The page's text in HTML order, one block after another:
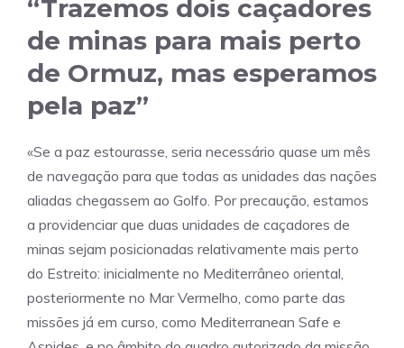
“Trazemos dois caçadores
de minas para mais perto
de Ormuz, mas esperamos
pela paz”
«Se a paz estourasse, seria necessário quase um mês
de navegação para que todas as unidades das nações
aliadas chegassem ao Golfo. Por precaução, estamos
a providenciar que duas unidades de caçadores de
minas sejam posicionadas relativamente mais perto
do Estreito: inicialmente no Mediterrâneo oriental,
posteriormente no Mar Vermelho, como parte das
missões já em curso, como Mediterranean Safe e